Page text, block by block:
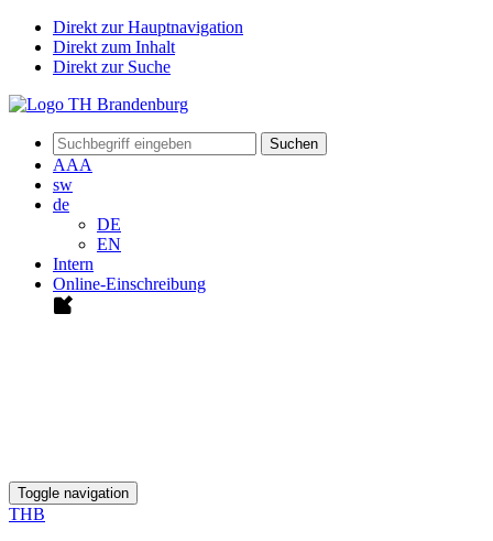
Direkt zur Hauptnavigation
Direkt zum Inhalt
Direkt zur Suche
Suchen
AAA
sw
de
DE
EN
Intern
Online-Einschreibung
Toggle navigation
THB